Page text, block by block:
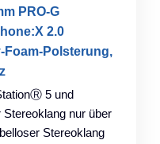
PRO-G
2.0
Foam-Polsterung,
5 und
nur über
Stereoklang